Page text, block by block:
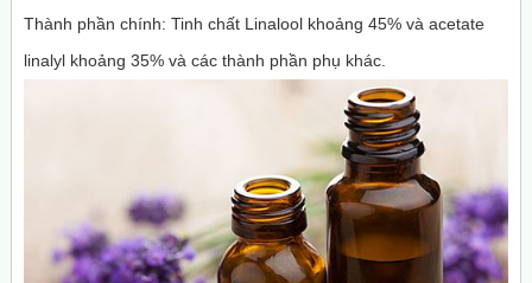
Thành phần chính: Tinh chất Linalool khoảng 45% và acetate
linalyl khoảng 35% và các thành phần phụ khác.